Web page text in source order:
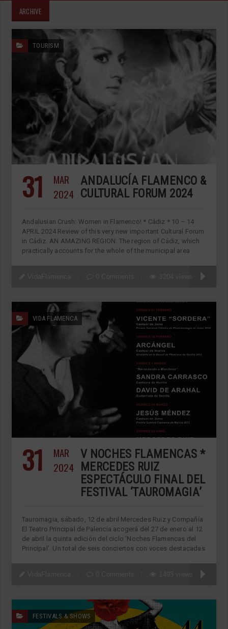
ARCHIVE
TOURISM
31
MAR
2024
ANDALUCÍA FLAMENCO &
CULTURAL FORUM 2024
Andalusian Crush: Women in Flamenco! * Cádiz * 10 – 14
APRIL 2024 Review of this very new important Cultural Forum
in Cádiz. AN AMAZING REGION: The region of Cádiz, which
practically accounts for the whole of the municipal area
VIDA FLAMENCA
31
MAR
2024
V NOCHES FLAMENCAS *
MERCEDES RUIZ
ESPECTÁCULO FINAL DEL
FESTIVAL ‘TAUROMAGIA’
Tauromagia, sábado, 12 de abril Mercedes Ruiz y Compañía
El Teatro Principal de Palencia acogerá del 27 de enero al 12
de abril la quinta edición del ciclo ‘Noches Flamencas del
Principal’. Un total de seis conciertos con voces destacadas
FESTIVALS & SHOWS